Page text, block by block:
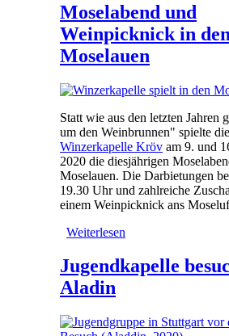
Moselabend und
Weinpicknick in den
Moselauen
Statt wie aus den letzten Jahren
um den Weinbrunnen" spielte die
Winzerkapelle Kröv am 9. und
2020 die diesjährigen
Moselauen. Die Darbietungen
19.30 Uhr und zahlreiche
einem Weinpicknick ans
Weiterlesen
Jugendkapelle
Aladin